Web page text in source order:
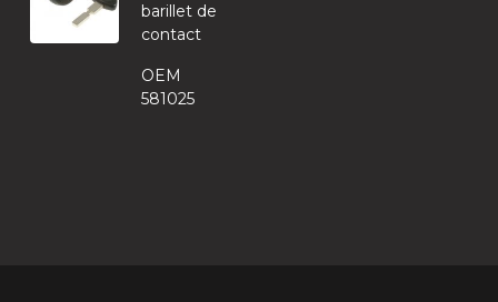
barillet de
contact
OEM
581025